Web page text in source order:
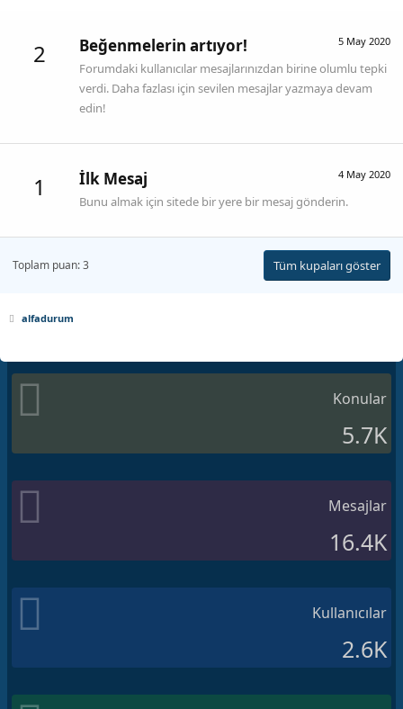
2 5 May 2020
Beğenmelerin artıyor!
Forumdaki kullanıcılar mesajlarınızdan birine olumlu tepki
verdi. Daha fazlası için sevilen mesajlar yazmaya devam
edin!
1 4 May 2020
İlk Mesaj
Bunu almak için sitede bir yere bir mesaj gönderin.
Toplam puan: 3 Tüm kupaları göster
alfadurum
Konular
5.7K
Mesajlar
16.4K
Kullanıcılar
2.6K